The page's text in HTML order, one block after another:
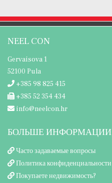
NEEL CON
Gervaisova 1
52100 Pula
+385 98 825 415
+385 52 354 434
info@neelcon.hr
БОЛЬШЕ ИНФОРМАЦИИ
Часто задаваемые вопросы
Политика конфиденциальности
Покупаете недвижимость?